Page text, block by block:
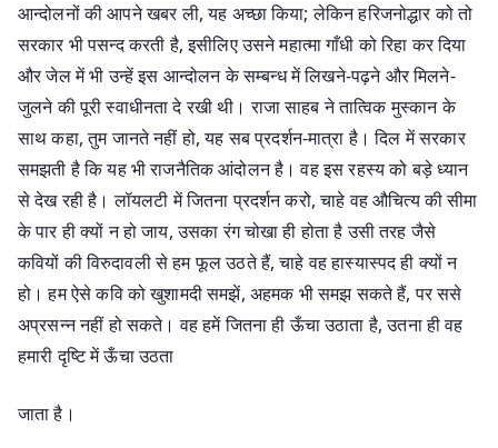
आन्दोलनों की आपने खबर ली, यह अच्छा किया; लेकिन हरिजनोद्धार को तो
सरकार भी पसन्द करती है, इसीलिए उसने महात्मा गाँधी को रिहा कर दिया
और जेल में भी उन्हें इस आन्दोलन के सम्बन्ध में लिखने-पढ़ने और मिलने-
जुलने की पूरी स्वाधीनता दे रखी थी। राजा साहब ने तात्विक मुस्कान के
साथ कहा, तुम जानते नहीं हो, यह सब प्रदर्शन-मात्रा है। दिल में सरकार
समझती है कि यह भी राजनैतिक आंदोलन है। वह इस रहस्य को बड़े ध्यान
से देख रही है। लॉयलटी में जितना प्रदर्शन करो, चाहे वह औचित्य की सीमा
के पार ही क्यों न हो जाय, उसका रंग चोखा ही होता है उसी तरह जैसे
कवियों की विरुदावली से हम फूल उठते हैं, चाहे वह हास्यास्पद ही क्यों न
हो। हम ऐसे कवि को खुशामदी समझें, अहमक भी समझ सकते हैं, पर ससे
अप्रसन्न नहीं हो सकते। वह हमें जितना ही ऊँचा उठाता है, उतना ही वह
हमारी दृष्टि में ऊँचा उठता
जाता है।